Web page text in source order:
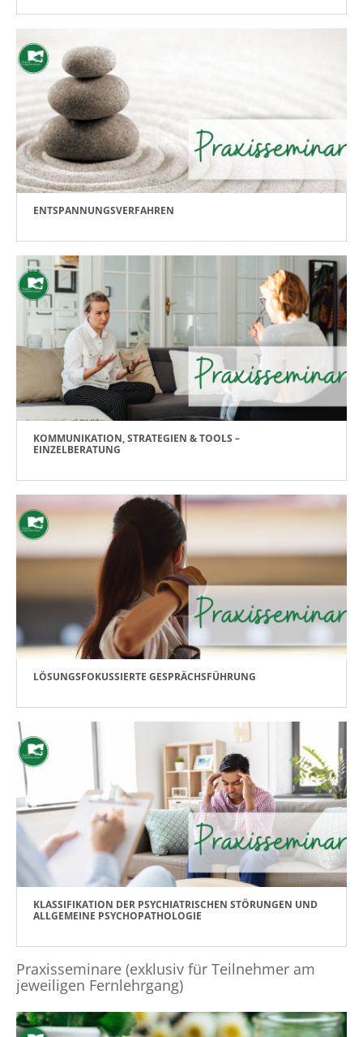
ENTSPANNUNGSVERFAHREN
KOMMUNIKATION, STRATEGIEN & TOOLS –
EINZELBERATUNG
LÖSUNGSFOKUSSIERTE GESPRÄCHSFÜHRUNG
KLASSIFIKATION DER PSYCHIATRISCHEN STÖRUNGEN UND
ALLGEMEINE PSYCHOPATHOLOGIE
Praxisseminare (exklusiv für Teilnehmer am
jeweiligen Fernlehrgang)